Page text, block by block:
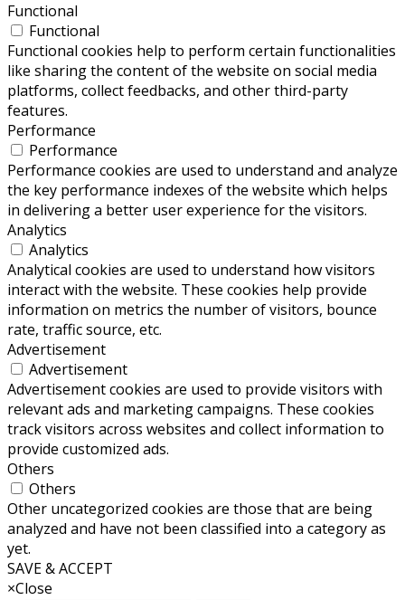
Functional
Functional
Functional cookies help to perform certain functionalities
like sharing the content of the website on social media
platforms, collect feedbacks, and other third-party
features.
Performance
Performance
Performance cookies are used to understand and analyze
the key performance indexes of the website which helps
in delivering a better user experience for the visitors.
Analytics
Analytics
Analytical cookies are used to understand how visitors
interact with the website. These cookies help provide
information on metrics the number of visitors, bounce
rate, traffic source, etc.
Advertisement
Advertisement
Advertisement cookies are used to provide visitors with
relevant ads and marketing campaigns. These cookies
track visitors across websites and collect information to
provide customized ads.
Others
Others
Other uncategorized cookies are those that are being
analyzed and have not been classified into a category as
yet.
SAVE & ACCEPT
×Close